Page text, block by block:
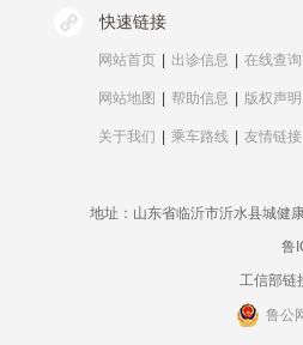
快速链接
网站首页 出诊信息 在线查询
网站地图 帮助信息 版权声明
关于我们 乘车路线 友情链接
地址：山东省临沂市沂水县城
鲁
工信部链
鲁公